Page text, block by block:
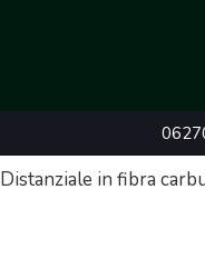
Distanziale in fibra